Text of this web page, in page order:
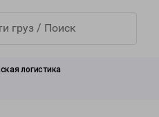
логистика